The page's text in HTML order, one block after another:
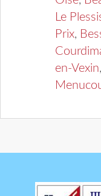
Le
Prix,
en-Vexin,